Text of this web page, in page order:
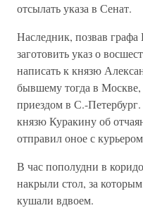
отсылать указа в Сенат.
Наследник, позвав графа
заготовить указ о
написать к князю
бывшему тогда в
приездом в С.-
князю Куракину об
отправил оное с
В час пополудни в
накрыли стол, за
кушали вдвоем.